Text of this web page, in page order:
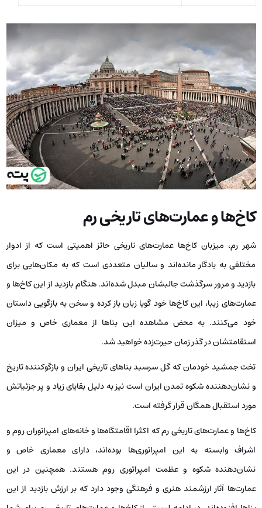
کاخ‌ها و عمارت‌های تاریخی رم
شهر رم، میزبان کاخ‌ها عمارت‌های تاریخی حائز اهمیتی است که از ادوار
مختلفی به یادگار مانده‌اند و سالیان متعددی است که به مکان‌هایی برای
بازدید و مرور سرگذشت جالبشان مبدل شده‌اند. هنگام بازدید از این کاخ‌ها و
عمارت‌های زیبا، این کاخ‌ها خود گویا زبان باز کرده و سخن به بازگویی داستان
خود می‌کنند. به محض مشاهده این بناها از معماری خاص و میزان
استقامتشان در گذر زمان حیرت‌زده خواهید شد.
تخت جمشید خودمان که گل سرسبد بناهای تاریخی ایران و بازگوکننده تاریخ
و نشان‌دهننده شکوه تمدن ایران است نیز به دلیل بقایای زیاد و پر جزئیاتش
مورد استقبال همگان قرار گرفته است.
کاخ‌ها و عمارت‌های تاریخی رم که اکثرا اقامتگاه‌ها و خانه‌های امپراتوران روم و
اشراف وابسته به این امپراتوری‌ها بوده‌اند، دارای معماری خاص و
نشان‌دهنده شکوه و عظمت امپراتوری روم هستند. همچنین در این
عمارت‌ها آثار ارزشمند هنری و فرهنگی وجود دارد که بر ارزش بازدید از این